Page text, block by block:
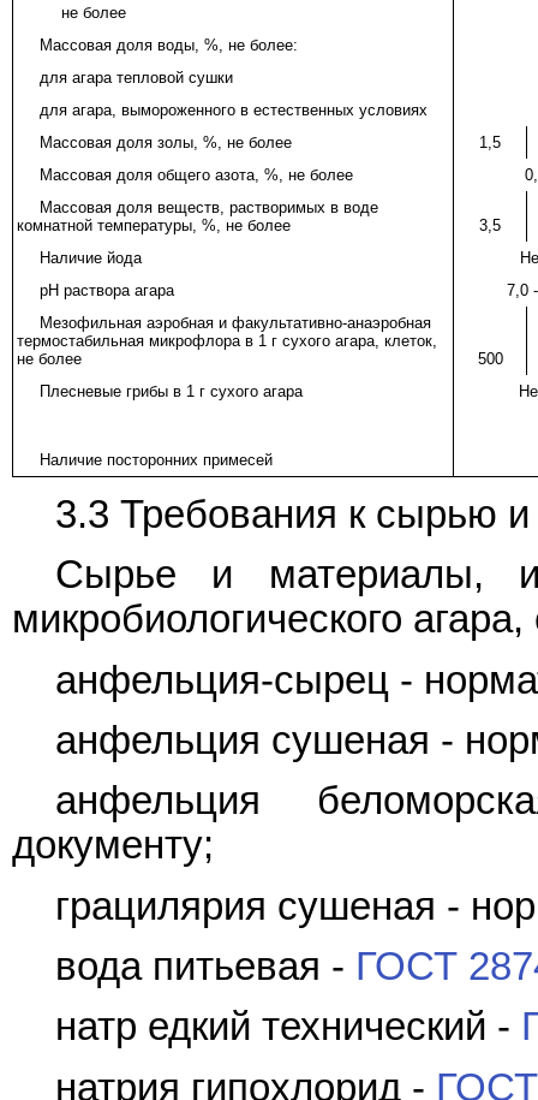
не более
Массовая доля воды, %, не более:
для агара тепловой сушки
для агара, вымороженного в естественных условиях
Массовая доля золы, %, не более
1,5
Массовая доля общего азота, %, не более
Массовая доля веществ, растворимых в воде
комнатной температуры, %, не более
3,5
Наличие йода
pH раствора агара
7,0
Мезофильная аэробная и факультативно-анаэробная
термостабильная микрофлора в 1 г сухого агара, клеток,
не более
500
Плесневые грибы в 1 г сухого агара
Наличие посторонних примесей
3.3 Требования к сырью
Сырье и материалы,
микробиологического
анфельция-сырец -
анфельция сушеная -
анфельция
документу;
грацилярия сушеная -
вода питьевая - ГОСТ
натр едкий технический -
натрия гипохлорид -